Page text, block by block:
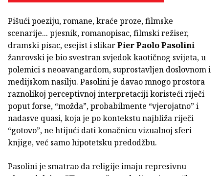
Pišući poeziju, romane, kraće proze, filmske
scenarije... pjesnik, romanopisac, filmski režiser,
dramski pisac, esejist i slikarPier Paolo Pasolini
žanrovski je bio svestran svjedok kaotičnog svijeta, u
polemici s neoavangardom, suprostavljen doslovnom i
medijskom nasilju. Pasolini je davao mnogo prostora
raznolikoj perceptivnoj interpretaciji koristeći riječi
poput forse, “možda”, probabilmente “vjerojatno” i
nadasve quasi, koja je po kontekstu najbliža riječi
“gotovo”, ne htijući dati konačnicu vizualnoj sferi
knjige, već samo hipotetsku predodžbu.
Pasolini je smatrao da religije imaju represivnu